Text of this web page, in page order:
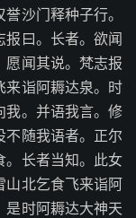
沙门释种子行。
报曰。长者。欲闻
愿闻其说。梵志报
来诣阿耨达泉。时
我。并语我言。修
不随我语者。正尔
。长者当知。此女
山北乞食飞来诣阿
是时阿耨达大神天